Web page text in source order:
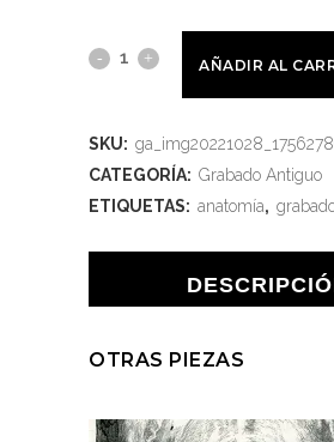
AÑADIR AL
SKU:
CATEGORÍA: Grabado Antiguo
ETIQUETAS: anatomía,
OTRAS PIEZAS